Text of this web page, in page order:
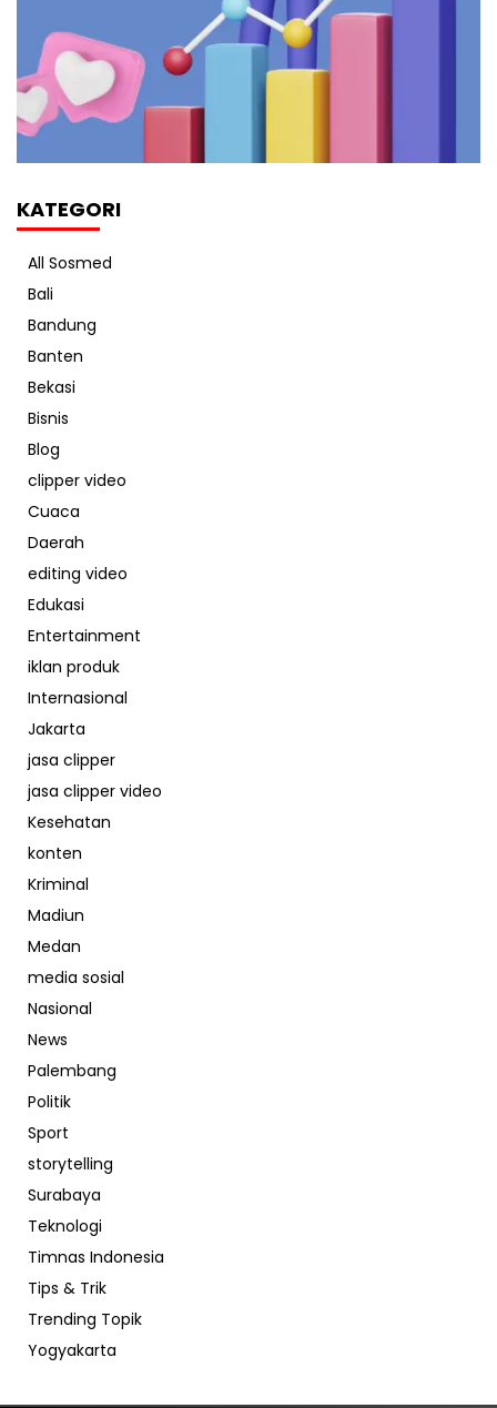
KATEGORI
All Sosmed
Bali
Bandung
Banten
Bekasi
Bisnis
Blog
clipper video
Cuaca
Daerah
editing video
Edukasi
Entertainment
iklan produk
Internasional
Jakarta
jasa clipper
jasa clipper video
Kesehatan
konten
Kriminal
Madiun
Medan
media sosial
Nasional
News
Palembang
Politik
Sport
storytelling
Surabaya
Teknologi
Timnas Indonesia
Tips & Trik
Trending Topik
Yogyakarta